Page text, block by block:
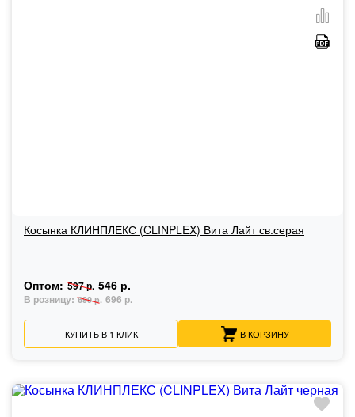
Косынка КЛИНПЛЕКС (CLINPLEX) Вита Лайт св.серая
Оптом: 597 р. 546 р.
В розницу: 699 р. 696 р.
КУПИТЬ В 1 КЛИК В КОРЗИНУ